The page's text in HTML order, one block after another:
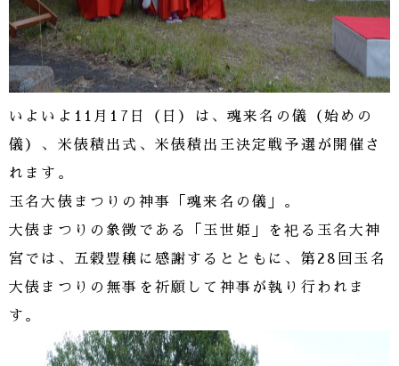
いよいよ11月17日（日）は、魂来名の儀（始めの
儀）、米俵積出式、米俵積出王決定戦予選が開催さ
れます。
玉名大俵まつりの神事「魂来名の儀」。
大俵まつりの象徴である「玉世姫」を祀る玉名大神
宮では、五穀豊穣に感謝するとともに、第28回玉名
大俵まつりの無事を祈願して神事が執り行われま
す。